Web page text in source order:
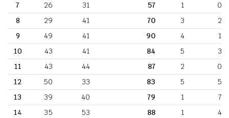
7
26 31 57 1
0
8
29 41 70 3
2
9
49 41 90 4
1
10
43 41 84 5
3
11
43 44 87 2
0
12
50 33 83 5
5
13
39 40 79 1
7
14
35 53 88 1
4